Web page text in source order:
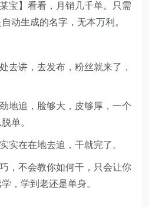
】看看，月销几千单。只需
动生成的名字，无本万利。
讲，去发布，粉丝就来了，
追，脸够大，皮够厚，一个
单。
在在地去追，干就完了。
不会教你如何干，只会让你
，学到老还是单身。